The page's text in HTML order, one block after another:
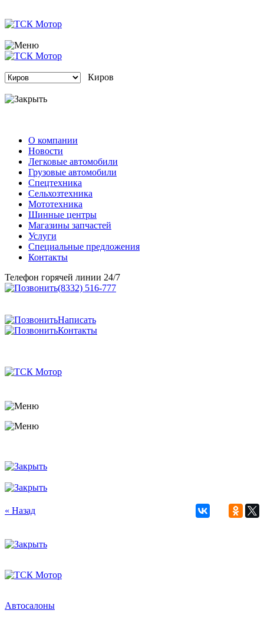
Киров
О компании
Новости
Легковые автомобили
Грузовые автомобили
Спецтехника
Сельхозтехника
Мототехника
Шинные центры
Магазины запчастей
Услуги
Специальные предложения
Контакты
Телефон горячей линии 24/7
(8332) 516-777
Написать
Контакты
« Назад
Автосалоны